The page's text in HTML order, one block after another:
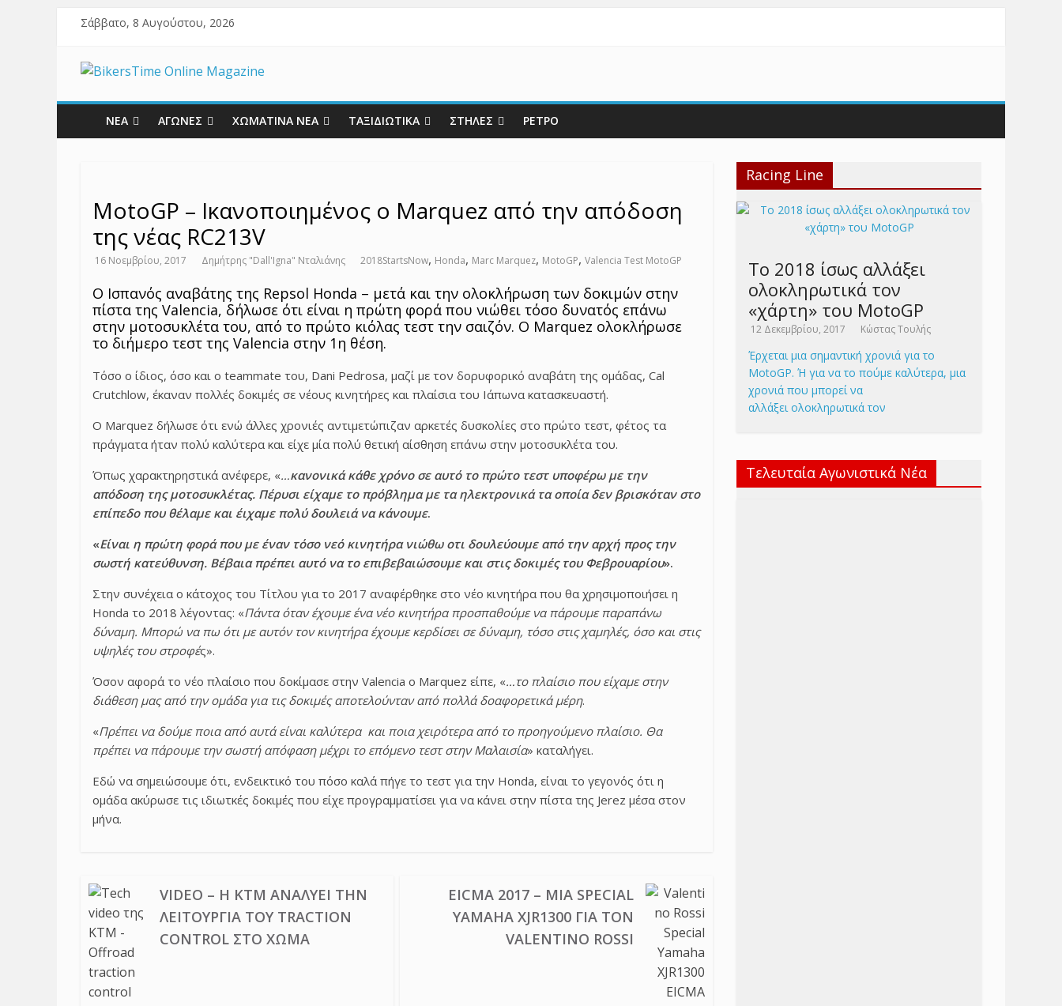
Σάββατο, 8 Αυγούστου, 2026
ΝΕΑ ΑΓΩΝΕΣ ΧΩΜΑΤΙΝΑ ΝΕΑ ΤΑΞΙΔΙΩΤΙΚΑ ΣΤΗΛΕΣ ΡΕΤΡΟ
MotoGP – Ικανοποιημένος ο Marquez από την απόδοση
της νέας RC213V
16 Νοεμβρίου, 2017 Δημήτρης "Dall'Igna" Νταλιάνης 2018StartsNow, Honda, Marc Marquez, MotoGP, Valencia Test MotoGP
Ο Ισπανός αναβάτης της Repsol Honda – μετά και την ολοκλήρωση των δοκιμών στην
πίστα της Valencia, δήλωσε ότι είναι η πρώτη φορά που νιώθει τόσο δυνατός επάνω
στην μοτοσυκλέτα του, από το πρώτο κιόλας τεστ την σαιζόν. Ο Marquez ολοκλήρωσε
το διήμερο τεστ της Valencia στην 1η θέση.
Τόσο ο ίδιος, όσο και ο teammate του, Dani Pedrosa, μαζί με τον δορυφορικό αναβάτη της ομάδας, Cal
Crutchlow, έκαναν πολλές δοκιμές σε νέους κινητήρες και πλαίσια του Ιάπωνα κατασκευαστή.
Ο Marquez δήλωσε ότι ενώ άλλες χρονιές αντιμετώπιζαν αρκετές δυσκολίες στο πρώτο τεστ, φέτος τα
πράγματα ήταν πολύ καλύτερα και είχε μία πολύ θετική αίσθηση επάνω στην μοτοσυκλέτα του.
Όπως χαρακτηρηστικά ανέφερε, «…κανονικά κάθε χρόνο σε αυτό το πρώτο τεστ υποφέρω με την
απόδοση της μοτοσυκλέτας. Πέρυσι είχαμε το πρόβλημα με τα ηλεκτρονικά τα οποία δεν βρισκόταν στο
επίπεδο που θέλαμε και έιχαμε πολύ δουλειά να κάνουμε.
«Είναι η πρώτη φορά που με έναν τόσο νεό κινητήρα νιώθω οτι δουλεύουμε από την αρχή προς την
σωστή κατεύθυνση. Βέβαια πρέπει αυτό να το επιβεβαιώσουμε και στις δοκιμές του Φεβρουαρίου».
Στην συνέχεια ο κάτοχος του Τίτλου για το 2017 αναφέρθηκε στο νέο κινητήρα που θα χρησιμοποιήσει η
Honda το 2018 λέγοντας: «Πάντα όταν έχουμε ένα νέο κινητήρα προσπαθούμε να πάρουμε παραπάνω
δύναμη. Μπορώ να πω ότι με αυτόν τον κινητήρα έχουμε κερδίσει σε δύναμη, τόσο στις χαμηλές, όσο και στις
υψηλές του στροφές».
Όσον αφορά το νέο πλαίσιο που δοκίμασε στην Valencia o Marquez είπε, «…το πλαίσιο που είχαμε στην
διάθεση μας από την ομάδα για τις δοκιμές αποτελούνταν από πολλά δοαφορετικά μέρη.
«Πρέπει να δούμε ποια από αυτά είναι καλύτερα και ποια χειρότερα από το προηγούμενο πλαίσιο. Θα
πρέπει να πάρουμε την σωστή απόφαση μέχρι το επόμενο τεστ στην Μαλαισία» καταλήγει.
Εδώ να σημειώσουμε ότι, ενδεικτικό του πόσο καλά πήγε το τεστ για την Honda, είναι το γεγονός ότι η
ομάδα ακύρωσε τις ιδιωτκές δοκιμές που είχε προγραμματίσει για να κάνει στην πίστα της Jerez μέσα στον
μήνα.
VIDEO – Η KTM ΑΝΑΛΎΕΙ ΤΗΝ
ΛΕΙΤΟΥΡΓΊΑ ΤΟΥ TRACTION
CONTROL ΣΤΟ ΧΏΜΑ
EICMA 2017 – ΜΙΑ SPECIAL
YAMAHA XJR1300 ΓΙΑ ΤΟΝ
VALENTINO ROSSI
Racing Line
Το 2018 ίσως αλλάξει
ολοκληρωτικά τον
«χάρτη» του MotoGP
12 Δεκεμβρίου, 2017 Κώστας Τουλής
Έρχεται μια σημαντική χρονιά για το
MotoGP. Ή για να το πούμε καλύτερα, μια
χρονιά που μπορεί να
αλλάξει ολοκληρωτικά τον
Τελευταία Αγωνιστικά Νέα